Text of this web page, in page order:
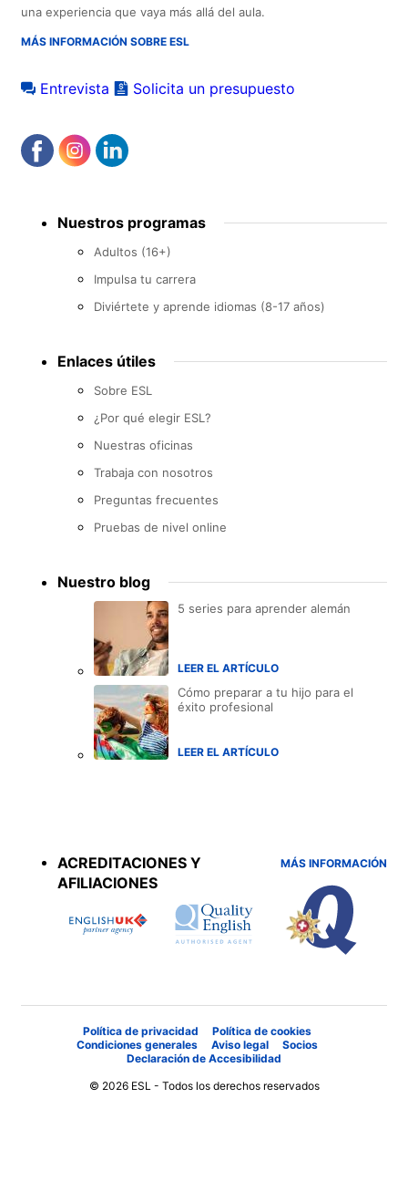
una experiencia que vaya más allá del aula.
MÁS INFORMACIÓN SOBRE ESL
Entrevista Solicita un presupuesto
menu Nuestros programas
Adultos (16+)
Impulsa tu carrera
Diviértete y aprende idiomas (8-17 años)
Enlaces útiles
Sobre ESL
¿Por qué elegir ESL?
Nuestras oficinas
Trabaja con nosotros
Preguntas frecuentes
Pruebas de nivel online
Nuestro blog
5 series para aprender alemán
LEER EL ARTÍCULO
Cómo preparar a tu hijo para el
éxito profesional
LEER EL ARTÍCULO
ACREDITACIONES Y
AFILIACIONES
MÁS INFORMACIÓN
Política de privacidad
Política de cookies
Condiciones generales
Aviso legal
Socios
Declaración de Accesibilidad
© 2026 ESL - Todos los derechos reservados